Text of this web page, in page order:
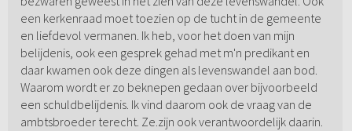
een kerkenraad moet toezien op de tucht in de gemeente
en liefdevol vermanen. Ik heb, voor het doen van mijn
belijdenis, ook een gesprek gehad met m'n predikant en
daar kwamen ook deze dingen als levenswandel aan bod.
Waarom wordt er zo beknepen gedaan over bijvoorbeeld
een schuldbelijdenis. Ik vind daarom ook de vraag van de
ambtsbroeder terecht. Ze.zijn ook verantwoordelijk daarin.